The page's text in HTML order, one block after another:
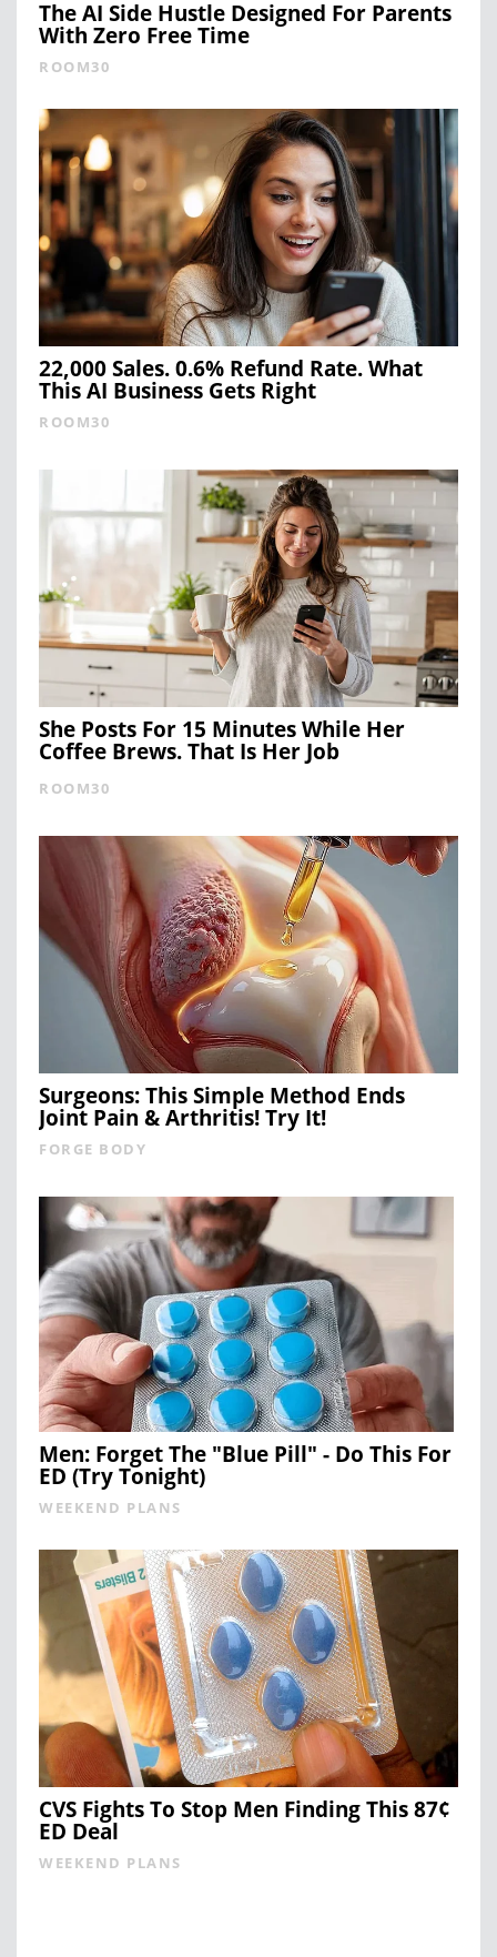
The AI Side Hustle Designed For Parents
With Zero Free Time
ROOM30
22,000 Sales. 0.6% Refund Rate. What
This AI Business Gets Right
ROOM30
She Posts For 15 Minutes While Her
Coffee Brews. That Is Her Job
ROOM30
Surgeons: This Simple Method Ends
Joint Pain & Arthritis! Try It!
FORGE BODY
Men: Forget The "Blue Pill" - Do This For
ED (Try Tonight)
WEEKEND PLANS
CVS Fights To Stop Men Finding This 87¢
ED Deal
WEEKEND PLANS